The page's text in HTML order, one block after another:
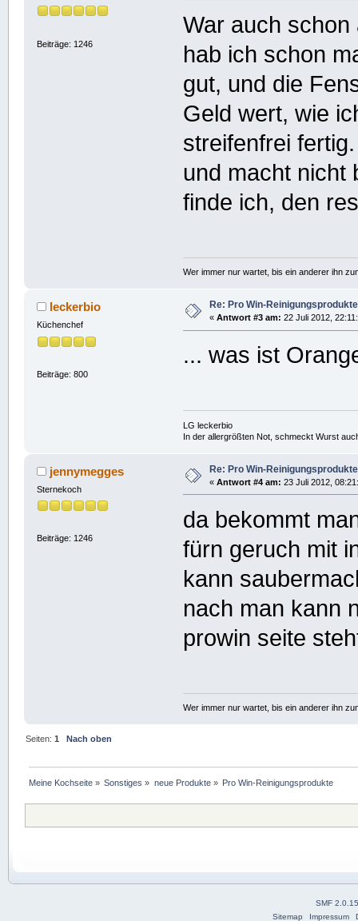
Beiträge: 1246
War auch schon
hab ich schon
gut, und die
Geld wert, wie
streifenfrei
und macht nicht
finde ich, den
Wer immer nur wartet, bis ein anderer ihn
leckerbio
Küchenchef
Beiträge: 800
Re: Pro Win-Reinigungsprodukte
« Antwort #3 am: 22 Juli 2012,
... was ist
LG leckerbio
In der allergrößten Not, schmeckt Wurst
jennymegges
Sternekoch
Beiträge: 1246
Re: Pro Win-Reinigungsprodukte
« Antwort #4 am: 23 Juli 2012,
da bekommt
fürn geruch mit
kann
nach man kann
prowin seite
Wer immer nur wartet, bis ein anderer ihn
Seiten:1 Nach oben
Meine Kochseite » Sonstiges » neue Produkte» Pro Win-Reinigungsprodukte
SMF
Sitemap
Impressum